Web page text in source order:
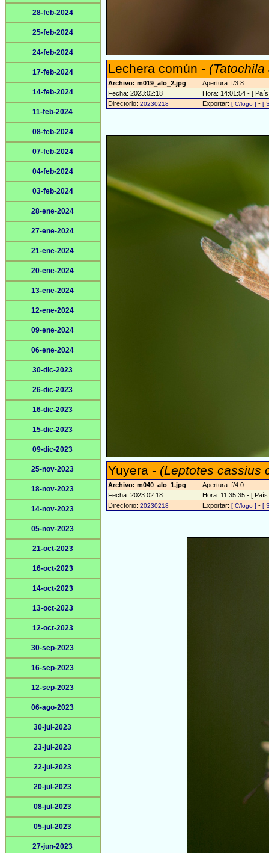
28-feb-2024
25-feb-2024
24-feb-2024
17-feb-2024
14-feb-2024
11-feb-2024
08-feb-2024
07-feb-2024
04-feb-2024
03-feb-2024
28-ene-2024
27-ene-2024
21-ene-2024
20-ene-2024
13-ene-2024
12-ene-2024
09-ene-2024
06-ene-2024
30-dic-2023
26-dic-2023
16-dic-2023
15-dic-2023
09-dic-2023
25-nov-2023
18-nov-2023
14-nov-2023
05-nov-2023
21-oct-2023
16-oct-2023
14-oct-2023
13-oct-2023
12-oct-2023
30-sep-2023
16-sep-2023
12-sep-2023
06-ago-2023
30-jul-2023
23-jul-2023
22-jul-2023
20-jul-2023
08-jul-2023
05-jul-2023
27-jun-2023
Lechera común -
Archivo: m019_alo_2.jpg
Apertura: f/3.8
Fecha: 2023:02:18
Hora: 14:01:54 - [
Directorio: 20230218 Exportar: [ C/logo ] - [
Yuyera - (Leptotes cassius
Archivo: m040_alo_1.jpg
Apertura: f/4.0
Fecha: 2023:02:18
Hora: 11:35:35 - [
Directorio: 20230218 Exportar: [ C/logo ] - [